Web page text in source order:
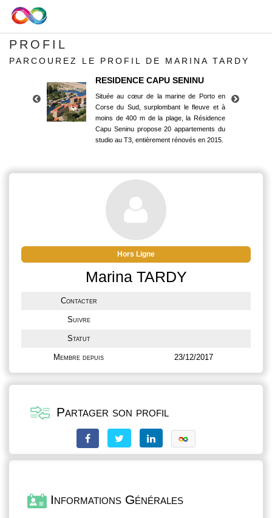
PROFIL
PARCOUREZ LE PROFIL DE MARINA TARDY
RESIDENCE CAPU SENINU
Située au cœur de la marine de Porto en
Corse du Sud, surplombant le fleuve et à
moins de 400 m de la plage, la Résidence
Capu Seninu propose 20 appartements du
studio au T3, entièrement rénovés en 2015.
Corse du Sud, surplombant le fleuve et à
moins de 400 m de la plage, la Résidence
Capu Seninu propose 20 appartements du
studio au T3, entièrement rénovés en 2015.
Hors Ligne
Marina TARDY
Contacter
Suivre
Statut
Membre depuis 23/12/2017
Partager son profil
Informations Générales